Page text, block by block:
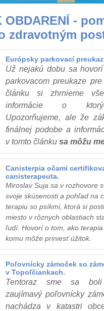
OBDARENÍ -
zdravotným
Európsky parkovací
Už nejakú dobu sa
parkovacom preukaze
článku si zhrnieme
informácie o
Upozorňujeme, ale že
finálnej podobe a
v tomto článku sa môžu
Canisterpia očami
canisterapeuta.
Miroslav Suja sa v rozhovore
svoje skúsenosti a pohľad na
terapiu so psíkmi, ktorá si
miesto v rôznych oblastiach
ľudí. Hovorí o tom, ako
komu môže priniesť úžitok.
Poľovnícky zámoček so
v Topoľčiankach.
Tentoraz sme sa
zaujímavý poľovnícky
nachádza v katastri